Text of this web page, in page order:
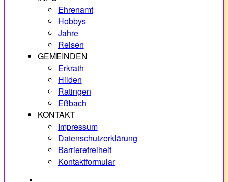
Ehrenamt
Hobbys
Jahre
Reisen
GEMEINDEN
Erkrath
Hilden
Ratingen
Eßbach
KONTAKT
Impressum
Datenschutzerklärung
Barrierefreiheit
Kontaktformular